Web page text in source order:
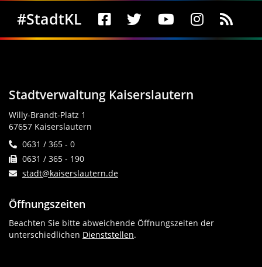
Social Media
#StadtKL
Stadtverwaltung Kaiserslautern
Willy-Brandt-Platz 1
67657 Kaiserslautern
0631 / 365 - 0
0631 / 365 - 190
stadt@kaiserslautern.de
Öffnungszeiten
Beachten Sie bitte abweichende Öffnungszeiten der
unterschiedlichen Dienststellen.